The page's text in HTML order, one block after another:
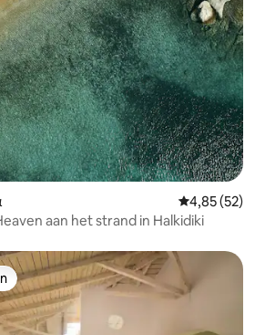
Gemiddelde
4,85 (52)
aan het strand in Halkidiki